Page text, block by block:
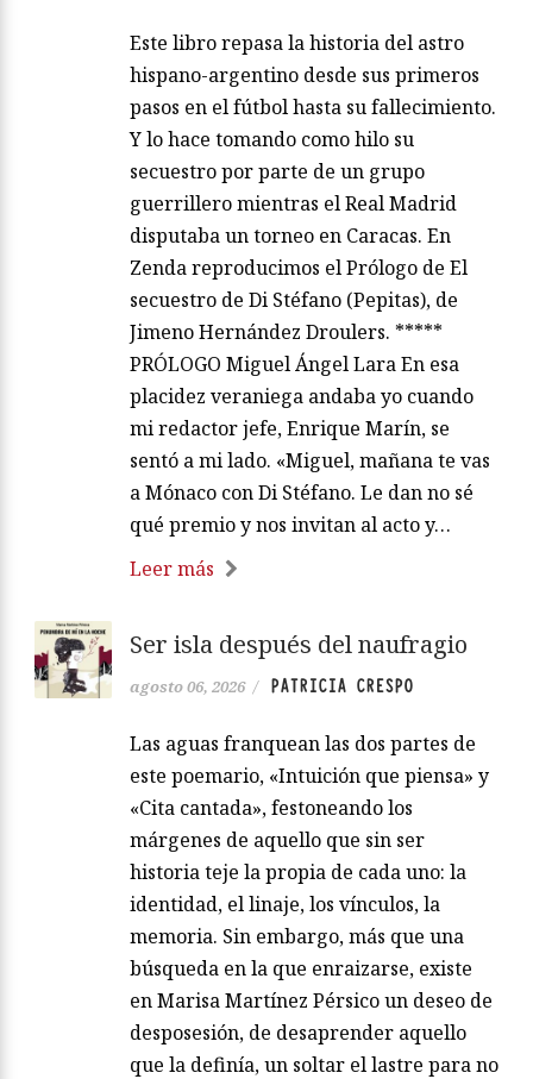
superada? No me refiero a una expareja
cualquiera….
Leer más
El secuestro de Di Stéfano, de
Jimeno Hernández Droulers
agosto 06, 2026 / ZENDALIBROS.COM
Este libro repasa la historia del astro
hispano-argentino desde sus primeros
pasos en el fútbol hasta su fallecimiento.
Y lo hace tomando como hilo su
secuestro por parte de un grupo
guerrillero mientras el Real Madrid
disputaba un torneo en Caracas. En
Zenda reproducimos el Prólogo de El
PRÓLOGO Miguel Ángel Lara En esa
placidez veraniega andaba yo cuando
sentó a mi lado. «Miguel, mañana te vas
a Mónaco con Di Stéfano. Le dan no sé
qué premio y nos invitan al acto y…
Leer más
Ser isla después del naufragio
agosto 06, 2026 / PATRICIA CRESPO
Las aguas franquean las dos partes de
este poemario, «Intuición que piensa» y